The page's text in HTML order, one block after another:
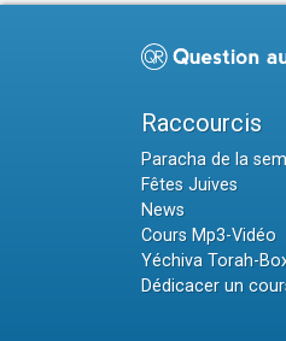
Raccourcis
Paracha de la
Fêtes Juives
News
Cours Mp3-Vidéo
Yéchiva Torah-
Dédicacer un